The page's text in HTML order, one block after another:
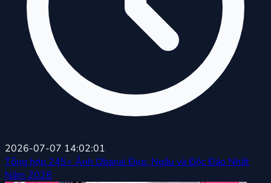
2026-07-07 14:02:01
Tổng hợp 245+ Ảnh Obanai Đẹp, Ngầu và Độc Đáo Nhất
Năm 2026